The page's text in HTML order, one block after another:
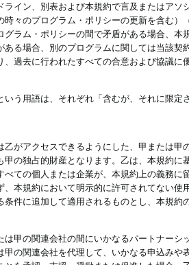
イン、別表および本規約で言及またはアソ
々のプログラム・ポリシーの更新を含む）
ラム・ポリシーの間で矛盾がある場合、
る場合、別のプログラムに関しては当該
過去に行われたすべての合意および協議に
う用語は、それぞれ「含むが、それに限
がアクセスできるようにした、甲または
甲の独占的財産となります。乙は、本規約
ての個人または企業が、本規約上の義務
本規約において明示的に許可されてない
件に追加して適用されるものとし、本規約
甲の関連会社の間にいかなるパートナー
の関連会社を代理して、いかなる申込み